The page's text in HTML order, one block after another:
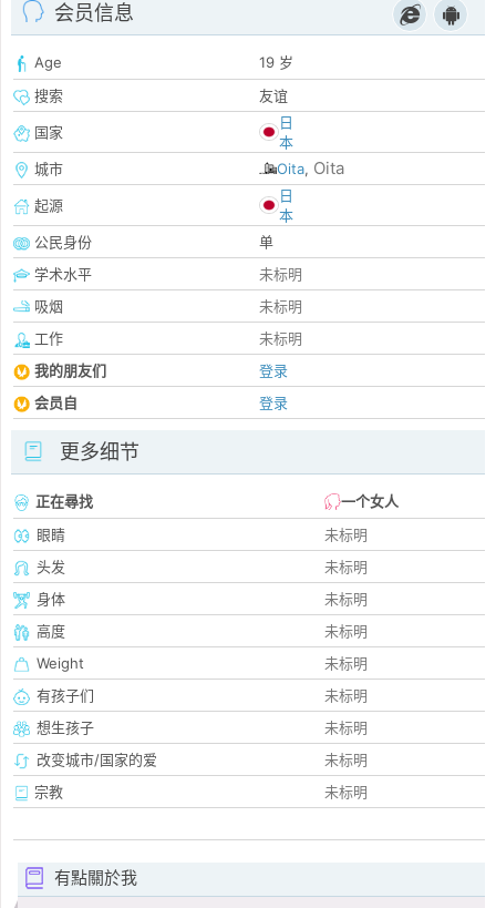
会员信息
Age
19 岁
搜索
友谊
国家
日
本
城市
Oita, Oita
起源
日
本
公民身份
单
学术水平
未标明
吸烟
未标明
工作
未标明
我的朋友们
登录
会员自
登录
更多细节
正在尋找
一个女人
眼睛
未标明
头发
未标明
身体
未标明
高度
未标明
Weight
未标明
有孩子们
未标明
想生孩子
未标明
改变城市/国家的爱
未标明
宗教
未标明
有點關於我